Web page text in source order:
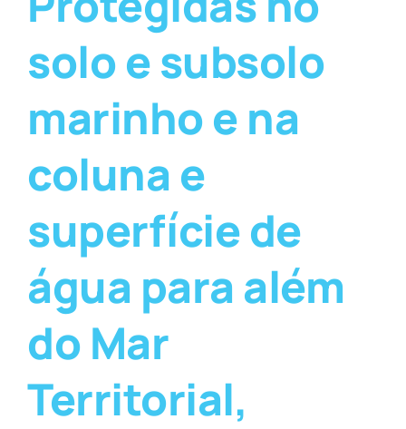
solo e subsolo
marinho e na
coluna e
superfície de
água para além
do Mar
Territorial,